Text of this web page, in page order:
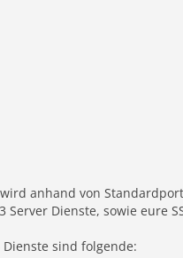
anhand von
Server Dienste, sowie eure
Dienste sind folgende: